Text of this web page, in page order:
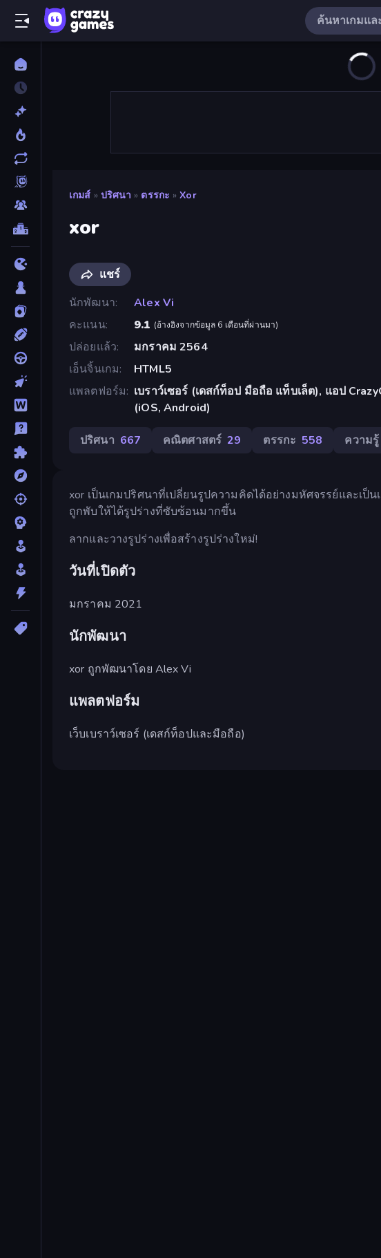
เกมส์ » ปริศนา » ตรรกะ » Xor
xor
แชร์
นักพัฒนา
Alex Vi
คะแนน
9.1 (อ้างอิงจากข้อมูล 6 เดือนที่ผ่านมา)
ปล่อยแล้ว
มกราคม 2564
เอ็นจิ้นเกม
HTML5
แพลตฟอร์ม
เบราว์เซอร์ (เดสก์ท็อป มือถือ แท็บเล็ต), แอป
(iOS, Android)
ปริศนา 667 คณิตศาสตร์ 29 ตรรกะ 558 ความรู้
xor เป็นเกมปริศนาที่เปลี่ยนรูปความคิดได้อย่างมหัศจรรย์และเ
ถูกพับให้ได้รูปร่างที่ซับซ้อนมากขึ้น
ลากและวางรูปร่างเพื่อสร้างรูปร่างใหม่!
วันที่เปิดตัว
มกราคม 2021
นักพัฒนา
xor ถูกพัฒนาโดย Alex Vi
แพลตฟอร์ม
เว็บเบราว์เซอร์ (เดสก์ท็อปและมือถือ)